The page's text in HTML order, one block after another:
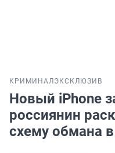
КРИМИНАЛ ЭКСКЛЮЗИВ
Новый iPhone
россиянин
схему обмана